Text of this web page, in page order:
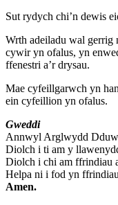
Sut rydych chi’n dewis
Wrth adeiladu wal gerrig
cywir yn ofalus, yn
ffenestri a’r drysau.
Mae cyfeillgarwch yn
ein cyfeillion yn ofalus.
Gweddi
Annwyl Arglwydd
Diolch i ti am y
Diolch i chi am ffrindiau
Helpa ni i fod yn
Amen.